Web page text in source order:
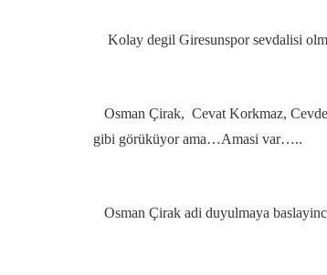
Kolay degil Giresunspor sevdalisi
Osman Çirak, Cevat Korkmaz,
gibi görüküyor ama…Amasi var…..
Osman Çirak adi duyulmaya